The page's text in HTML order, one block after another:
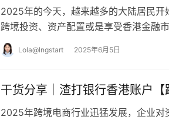
2025年的今天，越来越多的大陆居民
跨境投资、资产配置或是享受香港金融
银行及不断变化的开户政策，许多大陆
Lola@Ingstart 2025年6月5日
干货分享｜渣打银行香港账户
2025年跨境电商行业迅猛发展，企业